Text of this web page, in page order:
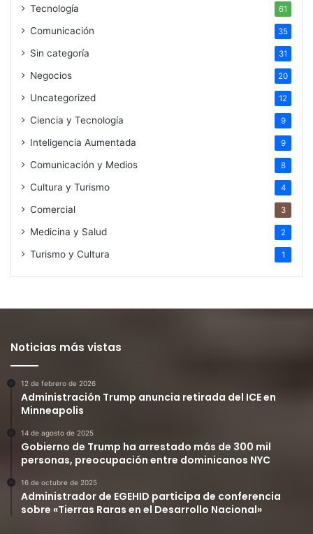
Tecnología 61
Comunicación 35
Sin categoría 31
Negocios 20
Uncategorized 12
Ciencia y Tecnología 9
Inteligencia Aumentada 9
Comunicación y Medios 8
Cultura y Turismo 4
Comercial 3
Medicina y Salud 2
Turismo y Cultura 1
Noticias más vistas
12 de febrero de 2026
Administración Trump anuncia retirada del ICE en
Minneapolis
14 de agosto de 2025
Gobierno de Trump ha arrestado más de 300 mil
personas, preocupación entre dominicanos NYC
16 de octubre de 2025
Administrador de EGEHID participa de conferencia
sobre «Tierras Raras en el Desarrollo Nacional»